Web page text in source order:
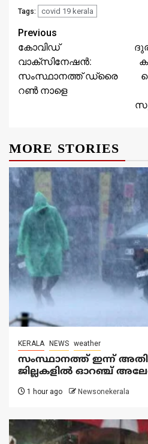
Tags: covid 19 kerala
Continue
Reading
Previous
കോവിഡ്
വാക്‌സിനേഷന്‍:
സംസ്ഥാനത്ത് ഡ്രൈ
റണ്‍ നാളെ
MORE STORIES
KERALA NEWS weather
സംസ്ഥാനത്ത് ഇന്ന്
ജില്ലകളിൽ ഓറഞ്ച്
1 hour ago Newsonekerala